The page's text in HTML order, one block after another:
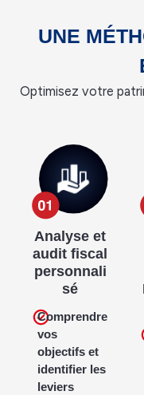
UNE
Optimisez votre
Analyse et
audit fiscal
personnali
sé
Comprendre
vos
objectifs et
identifier les
leviers